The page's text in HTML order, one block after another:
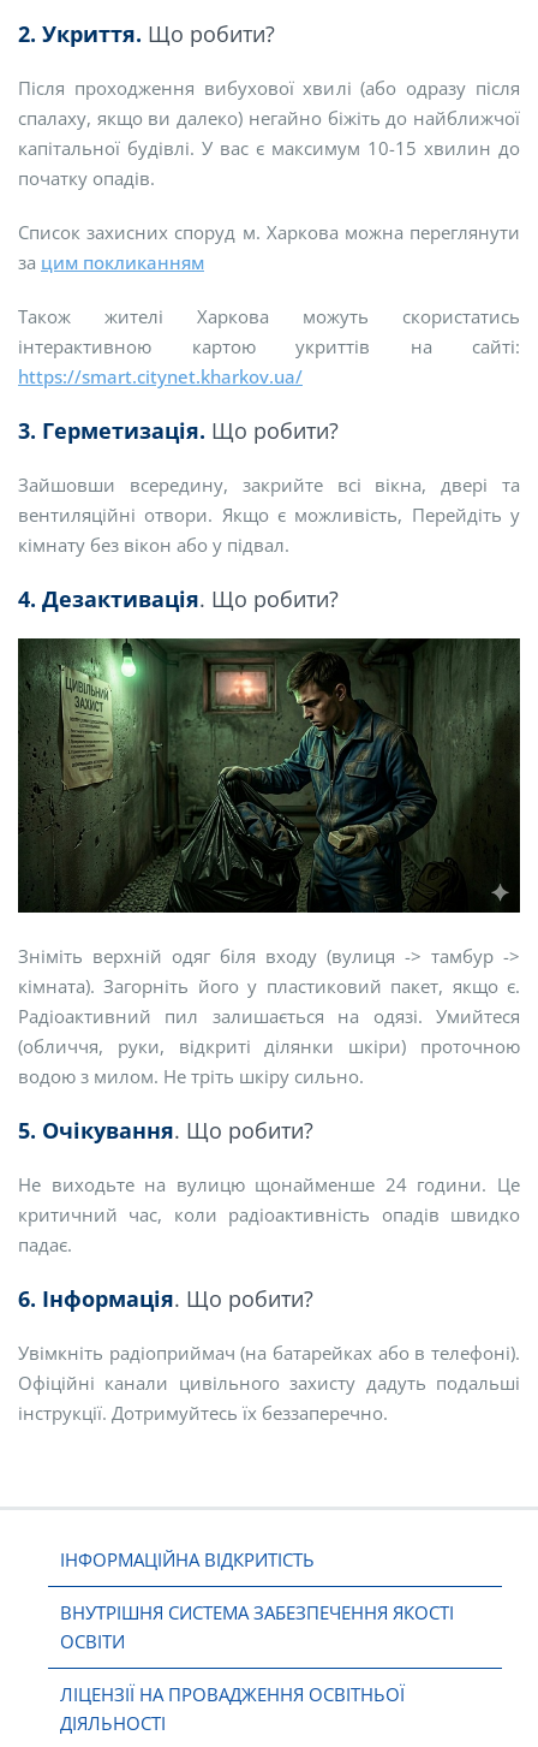
ІНФОРМАЦІЙНА ВІДКРИТІСТЬ
ВНУТРІШНЯ СИСТЕМА ЗАБЕЗПЕЧЕННЯ ЯКОСТІ
ОСВІТИ
ЛІЦЕНЗІЇ НА ПРОВАДЖЕННЯ ОСВІТНЬОЇ
ДІЯЛЬНОСТІ
2. Укриття. Що робити?
Після проходження вибухової хвилі (або одразу після
спалаху, якщо ви далеко) негайно біжіть до найближчої
капітальної будівлі. У вас є максимум 10-15 хвилин до
початку опадів.
Список захисних споруд м. Харкова можна переглянути
за цим покликанням
Також жителі Харкова можуть скористатись
інтерактивною картою укриттів на сайті:
https://smart.citynet.kharkov.ua/
3. Герметизація. Що робити?
Зайшовши всередину, закрийте всі вікна, двері та
вентиляційні отвори. Якщо є можливість, Перейдіть у
кімнату без вікон або у підвал.
4. Дезактивація. Що робити?
Зніміть верхній одяг біля входу (вулиця -> тамбур ->
кімната). Загорніть його у пластиковий пакет, якщо є.
Радіоактивний пил залишається на одязі. Умийтеся
(обличчя, руки, відкриті ділянки шкіри) проточною
водою з милом. Не тріть шкіру сильно.
5. Очікування. Що робити?
Не виходьте на вулицю щонайменше 24 години. Це
критичний час, коли радіоактивність опадів швидко
падає.
6. Інформація. Що робити?
Увімкніть радіоприймач (на батарейках або в телефоні).
Офіційні канали цивільного захисту дадуть подальші
інструкції. Дотримуйтесь їх беззаперечно.